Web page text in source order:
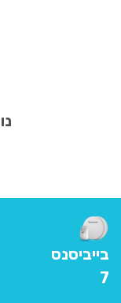
בייביסנס
7